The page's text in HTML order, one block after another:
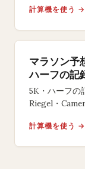
アフィリエイ
計算機を使う →
マラソン予
ハーフの記
5K・ハーフの
Riegel・
距離別ペース
計算機を使う →